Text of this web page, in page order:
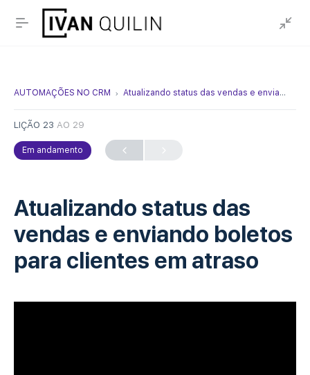
AUTOMAÇÕES NO CRM Atualizando status das vendas e enviando boletos para clientes em atraso
LIÇÃO 23 AO 29
Em andamento
Atualizando status das
vendas e enviando boletos
para clientes em atraso